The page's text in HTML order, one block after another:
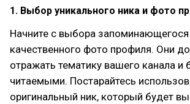
1. Выбор уникального ника и фото
Начните с выбора запоминающегося
качественного фото профиля. Они
отражать тематику вашего канала и
читаемыми. Постарайтесь
оригинальный ник, который будет